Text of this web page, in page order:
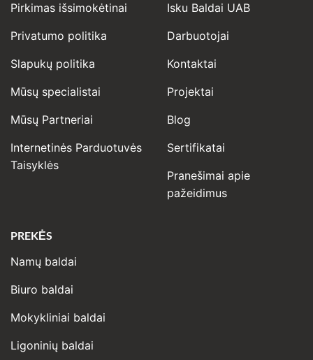
Pirkimas išsimokėtinai
Privatumo politika
Slapukų politika
Mūsų specialistai
Mūsų Partneriai
Internetinės Parduotuvės
Taisyklės
Isku Baldai UAB
Darbuotojai
Kontaktai
Projektai
Blog
Sertifikatai
Pranešimai apie
pažeidimus
PREKĖS
Namų baldai
Biuro baldai
Mokykliniai baldai
Ligoninių baldai